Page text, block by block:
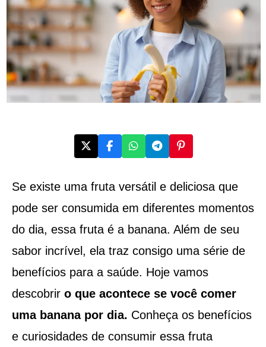
Se existe uma fruta versátil e deliciosa que
pode ser consumida em diferentes momentos
do dia, essa fruta é a banana. Além de seu
sabor incrível, ela traz consigo uma série de
benefícios para a saúde. Hoje vamos
descobrir o que acontece se você comer
uma banana por dia. Conheça os benefícios
e curiosidades de consumir essa fruta